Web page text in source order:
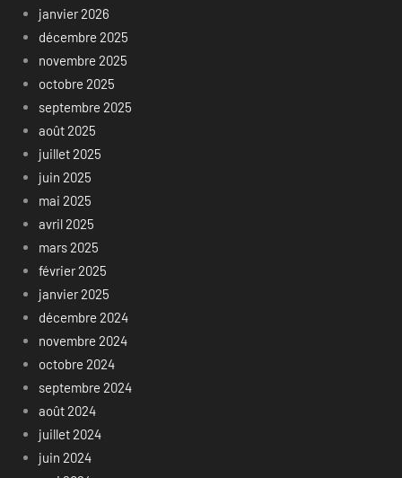
janvier 2026
décembre 2025
novembre 2025
octobre 2025
septembre 2025
août 2025
juillet 2025
juin 2025
mai 2025
avril 2025
mars 2025
février 2025
janvier 2025
décembre 2024
novembre 2024
octobre 2024
septembre 2024
août 2024
juillet 2024
juin 2024